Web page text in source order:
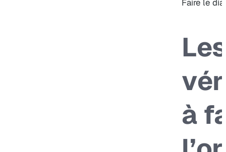
Faire le
à